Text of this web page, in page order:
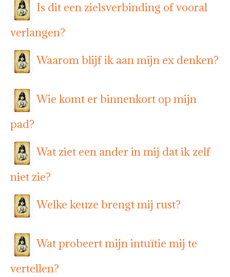
Is dit een zielsverbinding of vooral
verlangen?
Waarom blijf ik aan mijn ex denken?
Wie komt er binnenkort op mijn
pad?
Wat ziet een ander in mij dat ik zelf
niet zie?
Welke keuze brengt mij rust?
Wat probeert mijn intuïtie mij te
vertellen?